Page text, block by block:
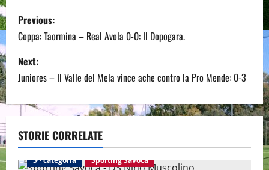
P
o
s
t
n
a
Previous:
Coppa: Taormina – Real Avola 0-0: Il Dopogara.
Next:
Juniores – Il Valle del Mela vince ache contro la Pro Mende: 0-3
STORIE CORRELATE
3^ categoria Sporting Savoca